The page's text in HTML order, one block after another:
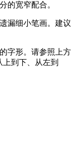
的宽窄配合。
漏细小笔画。建议
字形。请参照上方
到下、从左到